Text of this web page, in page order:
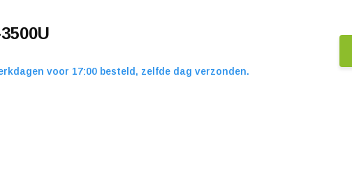
voor 17:00 besteld, zelfde dag verzonden.